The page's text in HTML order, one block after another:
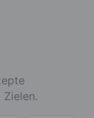
Zielen.